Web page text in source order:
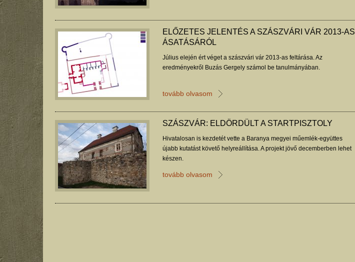
ELŐZETES JELENTÉS A SZÁSZVÁRI VÁR 2013-AS
ÁSATÁSÁRÓL
Július elején ért véget a szászvári vár 2013-as feltárása. Az
eredményekről Buzás Gergely számol be tanulmányában.
tovább olvasom
SZÁSZVÁR: ELDÖRDÜLT A STARTPISZTOLY
Hivatalosan is kezdetét vette a Baranya megyei műemlék-együttes
újabb kutatást követő helyreállítása. A projekt jövő decemberben lehet
készen.
tovább olvasom